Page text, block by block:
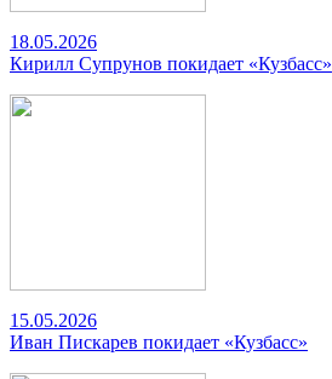
18.05.2026
Кирилл Супрунов покидает «Кузбасс»
15.05.2026
Иван Пискарев покидает «Кузбасс»